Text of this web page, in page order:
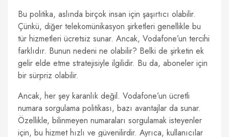
Bu politika, aslında birçok insan için şaşırtıcı olabilir.
Çünkü, diğer telekomünikasyon şirketleri genellikle bu
tür hizmetleri ücretsiz sunar. Ancak, Vodafone’un tercihi
farklıdır. Bunun nedeni ne olabilir? Belki de şirketin ek
gelir elde etme stratejisiyle ilgilidir. Bu da, aboneler için
bir sürpriz olabilir.
Ancak, her şey karanlık değil. Vodafone’un ücretli
numara sorgulama politikası, bazı avantajlar da sunar.
Özellikle, bilinmeyen numaraları sorgulamak isteyenler
için, bu hizmet hızlı ve güvenilirdir. Ayrıca, kullanıcılar